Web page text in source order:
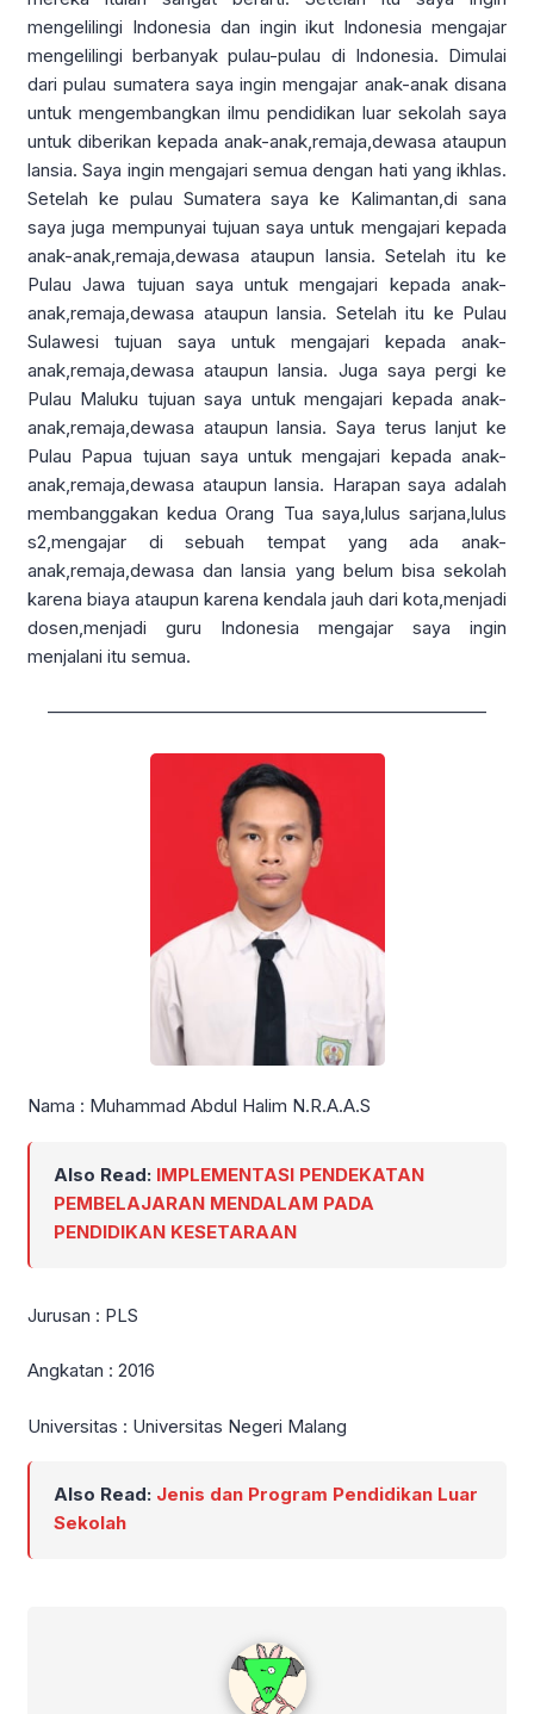
mengelilingi Indonesia dan ingin ikut Indonesia mengajar
mengelilingi berbanyak pulau-pulau di Indonesia. Dimulai
dari pulau sumatera saya ingin mengajar anak-anak disana
untuk mengembangkan ilmu pendidikan luar sekolah saya
untuk diberikan kepada anak-anak,remaja,dewasa ataupun
lansia. Saya ingin mengajari semua dengan hati yang ikhlas.
Setelah ke pulau Sumatera saya ke Kalimantan,di sana
saya juga mempunyai tujuan saya untuk mengajari kepada
anak-anak,remaja,dewasa ataupun lansia. Setelah itu ke
Pulau Jawa tujuan saya untuk mengajari kepada anak-
anak,remaja,dewasa ataupun lansia. Setelah itu ke Pulau
Sulawesi tujuan saya untuk mengajari kepada anak-
anak,remaja,dewasa ataupun lansia. Juga saya pergi ke
Pulau Maluku tujuan saya untuk mengajari kepada anak-
anak,remaja,dewasa ataupun lansia. Saya terus lanjut ke
Pulau Papua tujuan saya untuk mengajari kepada anak-
anak,remaja,dewasa ataupun lansia. Harapan saya adalah
membanggakan kedua Orang Tua saya,lulus sarjana,lulus
s2,mengajar di sebuah tempat yang ada anak-
anak,remaja,dewasa dan lansia yang belum bisa sekolah
karena biaya ataupun karena kendala jauh dari kota,menjadi
dosen,menjadi guru Indonesia mengajar saya ingin
menjalani itu semua.
————————————————————————–
Nama : Muhammad Abdul Halim N.R.A.A.S
Also Read: IMPLEMENTASI PENDEKATAN
PEMBELAJARAN MENDALAM PADA
PENDIDIKAN KESETARAAN
Jurusan : PLS
Angkatan : 2016
Universitas : Universitas Negeri Malang
Also Read: Jenis dan Program Pendidikan Luar
Sekolah